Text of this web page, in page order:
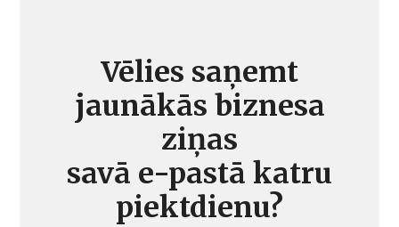
Vēlies saņemt
jaunākās biznesa
ziņas
savā e-pastā katru
piektdienu?